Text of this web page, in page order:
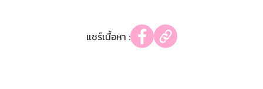
แชร์เนื้อหา :